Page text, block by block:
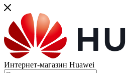
Интернет-магазин Huawei